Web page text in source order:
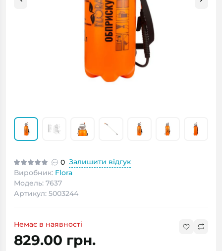
0 Залишити відгук
Виробник: Flora
Модель: 7637
Артикул: 5003244
Немає в наявності
829.00 грн.